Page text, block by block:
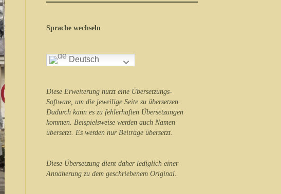
Sprache wechseln
Deutsch
Diese Erweiterung nutzt eine Übersetzungs-
Software, um die jeweilige Seite zu übersetzen.
Dadurch kann es zu fehlerhaften Übersetzungen
kommen. Beispielsweise werden auch Namen
übersetzt. Es werden nur Beiträge übersetzt.
Diese Übersetzung dient daher lediglich einer
Annäherung zu dem geschriebenem Original.